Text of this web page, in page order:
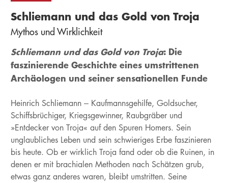
Schliemann und das Gold von Troja
Mythos und Wirklichkeit
Schliemann und das Gold von Troja: Die
faszinierende Geschichte eines umstrittenen
Archäologen und seiner sensationellen Funde
Heinrich Schliemann – Kaufmannsgehilfe, Goldsucher,
Schiffsbrüchiger, Kriegsgewinner, Raubgräber und
»Entdecker von Troja« auf den Spuren Homers. Sein
unglaubliches Leben und sein schwieriges Erbe faszinieren
bis heute. Ob er wirklich Troja fand oder ob die Ruinen, in
denen er mit brachialen Methoden nach Schätzen grub,
etwas ganz anderes waren, bleibt umstritten. Seine